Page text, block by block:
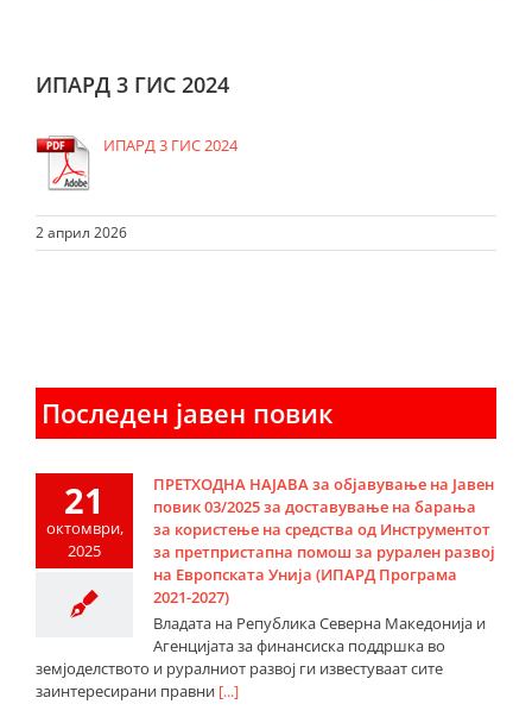
ИПАРД 3 ГИС 2024
ИПАРД 3 ГИС 2024
2 април 2026
Последен јавен повик
21
октомври,
2025
ПРЕТХОДНА НАЈАВА за објавување на Јавен
повик 03/2025 за доставување на барања
за користење на средства од Инструментот
за претпристапна помош за рурален развој
на Европската Унија (ИПАРД Програма
2021-2027)
Владата на Република Северна Македонија и
Агенцијата за финансиска поддршка во
земјоделството и руралниот развој ги известуваат сите
заинтересирани правни [...]